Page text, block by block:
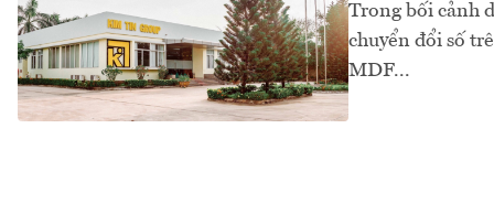
Trong bối cảnh
chuyển đổi số
MDF...